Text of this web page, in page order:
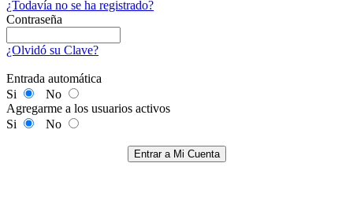
¿Todavía no se ha registrado?
Contraseña
¿Olvidó su Clave?
Entrada automática
Si
No
Agregarme a los usuarios activos
Si
No
Entrar a Mi Cuenta